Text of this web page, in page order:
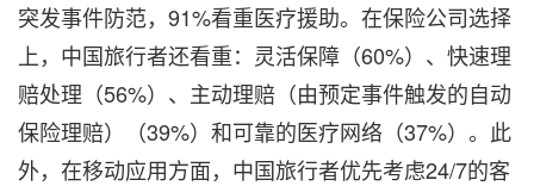
突发事件防范，91%看重医疗援助。在保险公司选择
上，中国旅行者还看重：灵活保障（60%）、快速理
赔处理（56%）、主动理赔（由预定事件触发的自动
保险理赔）（39%）和可靠的医疗网络（37%）。此
外，在移动应用方面，中国旅行者优先考虑24/7的客